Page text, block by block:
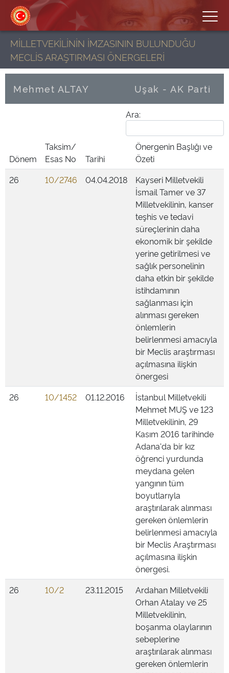
MİLLETVEKİLİNİN İMZASININ BULUNDUĞU
MECLİS ARAŞTIRMASI ÖNERGELERİ
Mehmet ALTAY Uşak - AK Parti
Ara:
Dönem
Taksim/
Esas No
Tarihi
Önergenin Başlığı ve
Özeti
26
10/2746 04.04.2018
Kayseri Milletvekili
İsmail Tamer ve 37
Milletvekilinin, kanser
teşhis ve tedavi
süreçlerinin daha
ekonomik bir şekilde
yerine getirilmesi ve
sağlık personelinin
daha etkin bir şekilde
istihdamının
sağlanması için
alınması gereken
önlemlerin
belirlenmesi amacıyla
bir Meclis araştırması
açılmasına ilişkin
önergesi
26
10/1452 01.12.2016
İstanbul Milletvekili
Mehmet MUŞ ve 123
Milletvekilinin, 29
Kasım 2016 tarihinde
Adana'da bir kız
öğrenci yurdunda
meydana gelen
yangının tüm
boyutlarıyla
araştırılarak alınması
gereken önlemlerin
belirlenmesi amacıyla
bir Meclis Araştırması
açılmasına ilişkin
önergesi.
26
10/2 23.11.2015
Ardahan Milletvekili
Orhan Atalay ve 25
Milletvekilinin,
boşanma olaylarının
sebeplerine
araştırılarak alınması
gereken önlemlerin